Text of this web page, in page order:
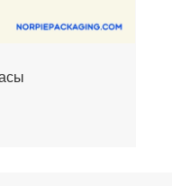
таспасы